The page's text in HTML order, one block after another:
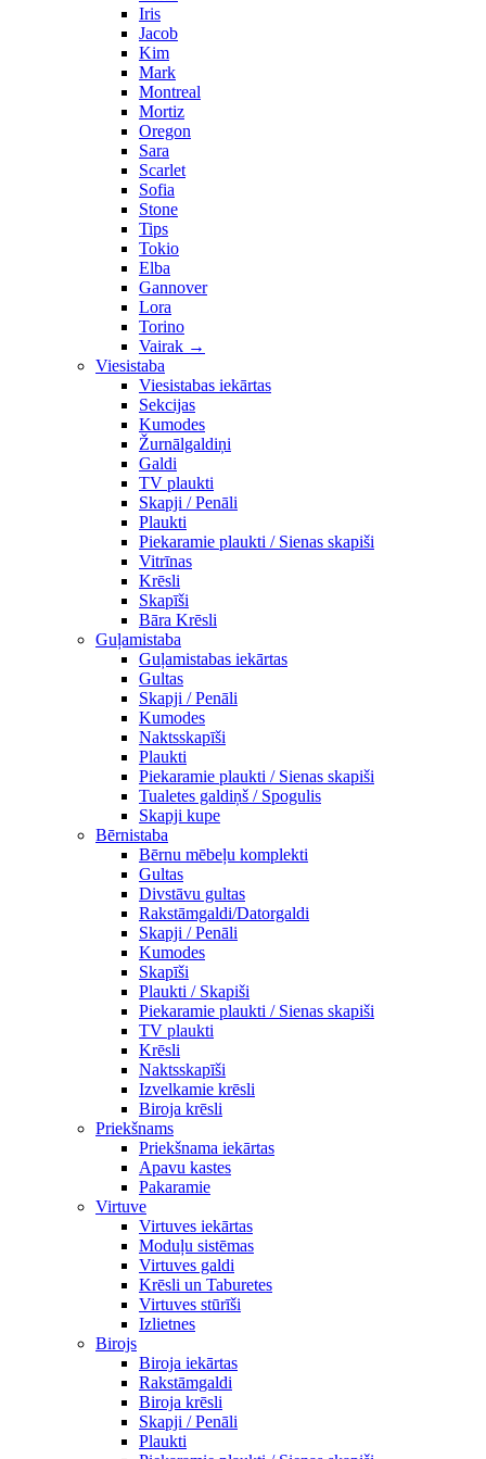
Iris
Jacob
Kim
Mark
Montreal
Mortiz
Oregon
Sara
Scarlet
Sofia
Stone
Tips
Tokio
Elba
Gannover
Lora
Torino
Vairak →
Viesistaba
Viesistabas iekārtas
Sekcijas
Kumodes
Žurnālgaldiņi
Galdi
TV plaukti
Skapji / Penāli
Plaukti
Piekaramie plaukti / Sienas skapiši
Vitrīnas
Krēsli
Skapīši
Bāra Krēsli
Guļamistaba
Guļamistabas iekārtas
Gultas
Skapji / Penāli
Kumodes
Naktsskapīši
Plaukti
Piekaramie plaukti / Sienas skapiši
Tualetes galdiņš / Spogulis
Skapji kupe
Bērnistaba
Bērnu mēbeļu komplekti
Gultas
Divstāvu gultas
Rakstāmgaldi/Datorgaldi
Skapji / Penāli
Kumodes
Skapīši
Plaukti / Skapiši
Piekaramie plaukti / Sienas skapiši
TV plaukti
Krēsli
Naktsskapīši
Izvelkamie krēsli
Biroja krēsli
Priekšnams
Priekšnama iekārtas
Apavu kastes
Pakaramie
Virtuve
Virtuves iekārtas
Moduļu sistēmas
Virtuves galdi
Krēsli un Taburetes
Virtuves stūrīši
Izlietnes
Birojs
Biroja iekārtas
Rakstāmgaldi
Biroja krēsli
Skapji / Penāli
Plaukti